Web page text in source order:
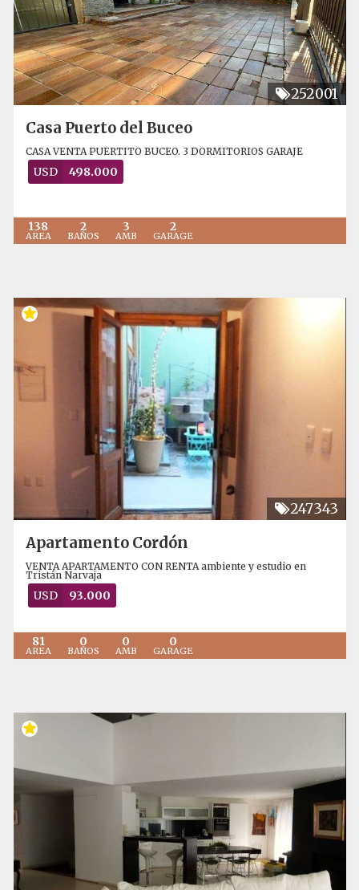
252001
Casa Puerto del Buceo
CASA VENTA PUERTITO BUCEO. 3 DORMITORIOS GARAJE
USD 498.000
138
AREA
2
BAÑOS
3
AMB
2
GARAGE
247343
Apartamento Cordón
VENTA APARTAMENTO CON RENTA ambiente y estudio en
Tristán Narvaja
USD 93.000
81
AREA
0
BAÑOS
0
AMB
0
GARAGE